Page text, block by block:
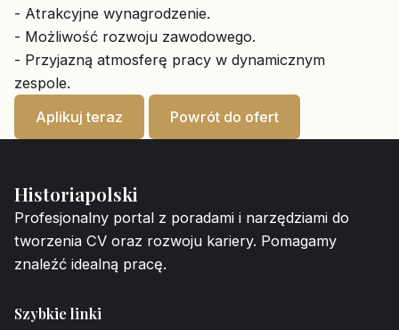
- Atrakcyjne wynagrodzenie.
- Możliwość rozwoju zawodowego.
- Przyjazną atmosferę pracy w dynamicznym
zespole.
Aplikuj teraz
Powrót do ofert
Historiapolski
Profesjonalny portal z poradami i narzędziami do
tworzenia CV oraz rozwoju kariery. Pomagamy
znaleźć idealną pracę.
Szybkie linki